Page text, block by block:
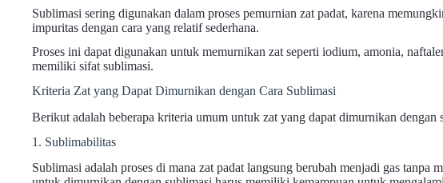
Sublimasi sering digunakan dalam proses pemurnian zat padat, karena
impuritas dengan cara yang relatif sederhana.
Proses ini dapat digunakan untuk memurnikan zat seperti iodium, amonia,
memiliki sifat sublimasi.
Kriteria Zat yang Dapat Dimurnikan dengan Cara Sublimasi
Berikut adalah beberapa kriteria umum untuk zat yang dapat dimurnikan dengan
1. Sublimabilitas
Sublimasi adalah proses di mana zat padat langsung berubah menjadi gas